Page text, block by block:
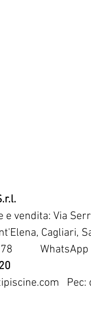
e vendita: Via
Cagliari,
WhatsApp
Pec: